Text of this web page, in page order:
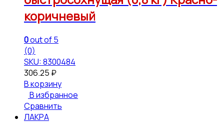
коричневый
0out of 5
(0)
SKU: 8300484
306.25 ₽
В корзину
В избранное
Сравнить
ЛАКРА